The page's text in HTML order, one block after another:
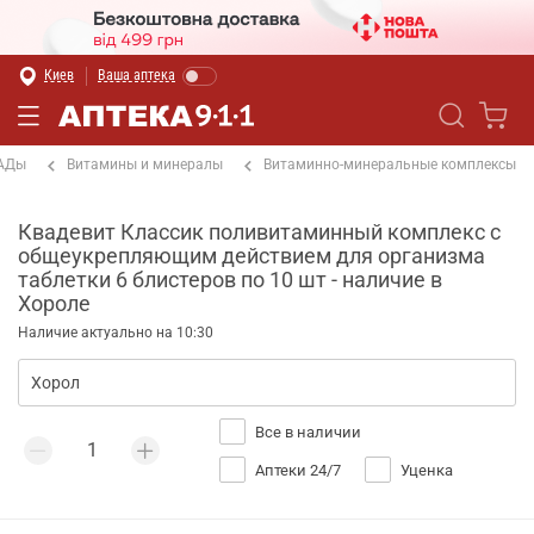
Киев Ваша аптека
Витамины и минералы Витаминно-минеральные комплексы
Квадевит Классик поливитаминный комплекс с
общеукрепляющим действием для организма
таблетки 6 блистеров по 10 шт - наличие в
Хороле
Наличие актуально на 10:30
Все в наличии
Аптеки 24/7 Уценка